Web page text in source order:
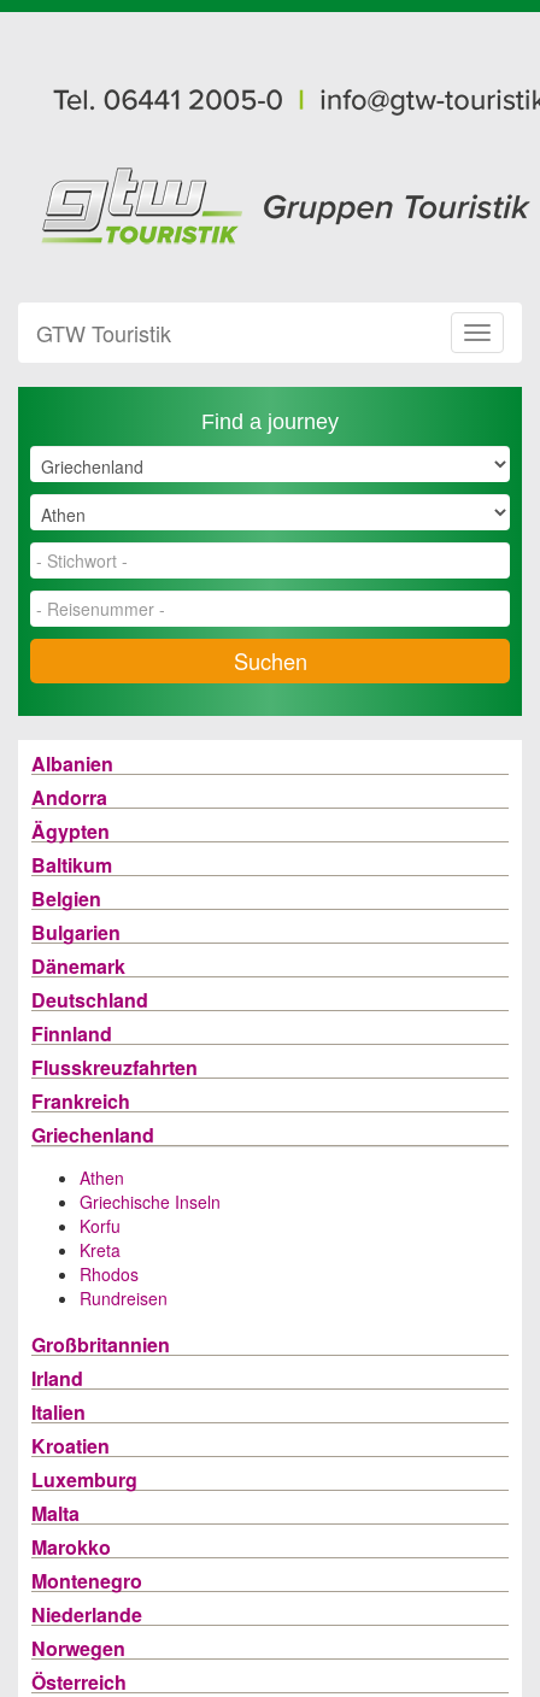
Toggle
GTW Touristik
Find a journey
Suchen
Albanien
Andorra
Ägypten
Baltikum
Belgien
Bulgarien
Dänemark
Deutschland
Finnland
Flusskreuzfahrten
Frankreich
Griechenland
Athen
Griechische Inseln
Korfu
Kreta
Rhodos
Rundreisen
Großbritannien
Irland
Italien
Kroatien
Luxemburg
Malta
Marokko
Montenegro
Niederlande
Norwegen
Österreich